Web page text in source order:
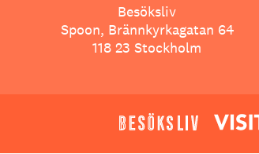
Besöksliv
Spoon, Brännkyrkagatan 64
118 23 Stockholm